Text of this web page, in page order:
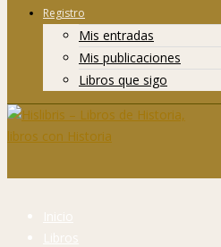
Registro
Mis entradas
Mis publicaciones
Libros que sigo
Inicio
Libros